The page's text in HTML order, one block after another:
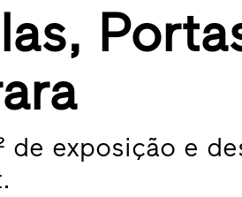
de exposição e